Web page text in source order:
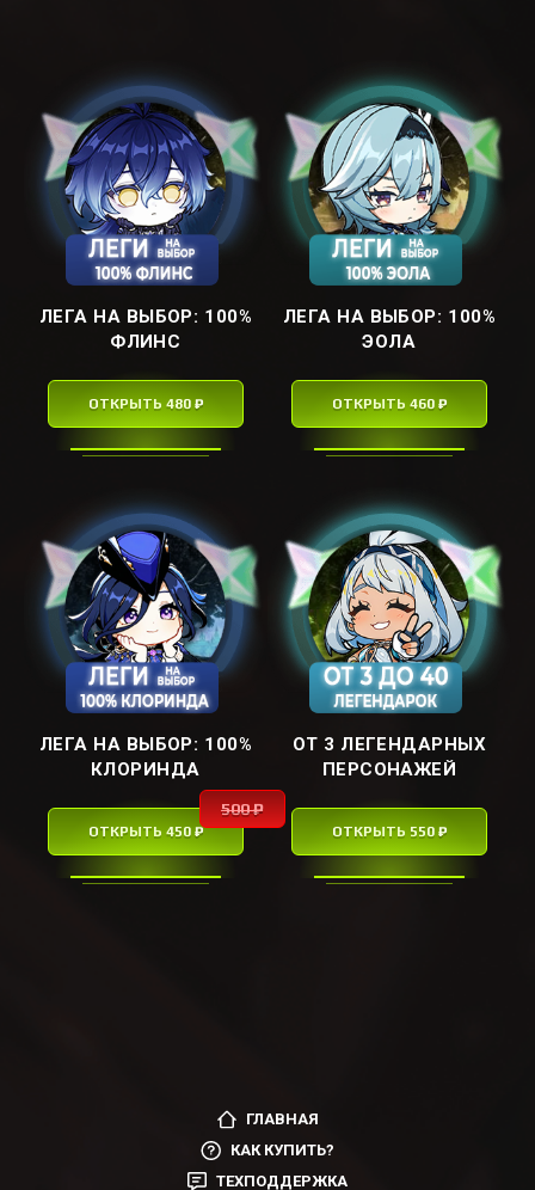
ЛЕГА НА ВЫБОР: ㅤ100%
ФЛИНСㅤ
ОТКРЫТЬ 480 ₽
ЛЕГА НА ВЫБОР: ㅤ100%
ЭОЛАㅤ
ОТКРЫТЬ 460 ₽
ЛЕГА НА ВЫБОР: ㅤ100%
КЛОРИНДАㅤ
ОТКРЫТЬ 450 ₽
500 ₽
ОТ 3 ЛЕГЕНДАРНЫХ
ПЕРСОНАЖЕЙ
ОТКРЫТЬ 550 ₽
ГЛАВНАЯ
КАК КУПИТЬ?
ТЕХПОДДЕРЖКА